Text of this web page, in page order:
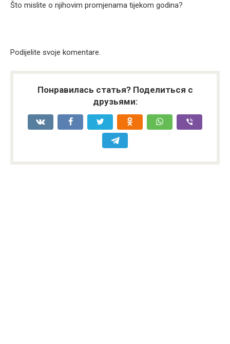
Što mislite o njihovim promjenama tijekom godina?
Podijelite svoje komentare.
Понравилась статья? Поделиться с
друзьями: